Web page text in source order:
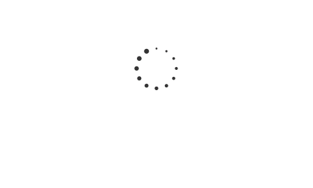
Захват для листового металла ЗВЛ-1,0 (0-25)